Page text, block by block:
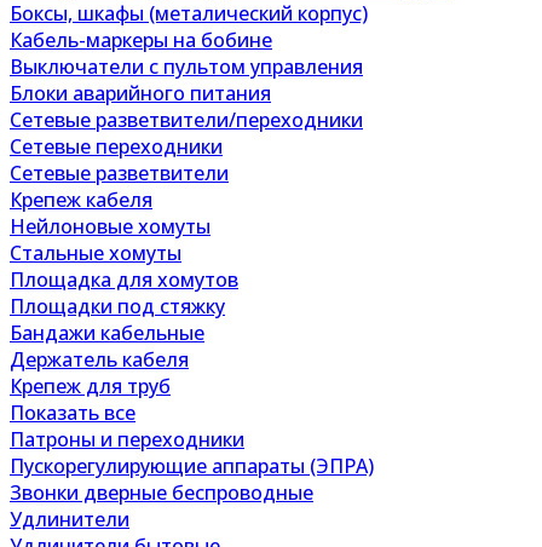
Боксы, шкафы (металический корпус)
Кабель-маркеры на бобине
Выключатели с пультом управления
Блоки аварийного питания
Сетевые разветвители/переходники
Сетевые переходники
Сетевые разветвители
Крепеж кабеля
Нейлоновые хомуты
Стальные хомуты
Площадка для хомутов
Площадки под стяжку
Бандажи кабельные
Держатель кабеля
Крепеж для труб
Показать все
Патроны и переходники
Пускорегулирующие аппараты (ЭПРА)
Звонки дверные беспроводные
Удлинители